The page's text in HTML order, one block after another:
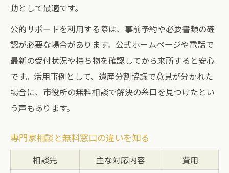
動として最適です。
公的サポートを利用する際は、事前予約や必要書類の確
認が必要な場合があります。公式ホームページや電話で
最新の受付状況や持ち物を確認してから来所すると安心
です。活用事例として、遺産分割協議で意見が分かれた
場合に、市役所の無料相談で解決の糸口を見つけたとい
う声もあります。
専門家相談と無料窓口の違いを知る
相談先 主な対応内容
費用